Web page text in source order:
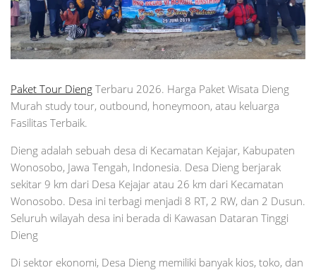
Paket Tour Dieng Terbaru 2026. Harga Paket Wisata Dieng
Murah study tour, outbound, honeymoon, atau keluarga
Fasilitas Terbaik.
Dieng adalah sebuah desa di Kecamatan Kejajar, Kabupaten
Wonosobo, Jawa Tengah, Indonesia. Desa Dieng berjarak
sekitar 9 km dari Desa Kejajar atau 26 km dari Kecamatan
Wonosobo. Desa ini terbagi menjadi 8 RT, 2 RW, dan 2 Dusun.
Seluruh wilayah desa ini berada di Kawasan Dataran Tinggi
Dieng
Di sektor ekonomi, Desa Dieng memiliki banyak kios, toko, dan